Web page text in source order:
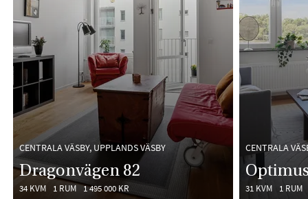
CENTRALA VÄSBY, UPPLANDS VÄSBY
Dragonvägen 82
34 KVM 1 RUM 1 495 000 KR
CENTRALA
31 KVM 1 RUM